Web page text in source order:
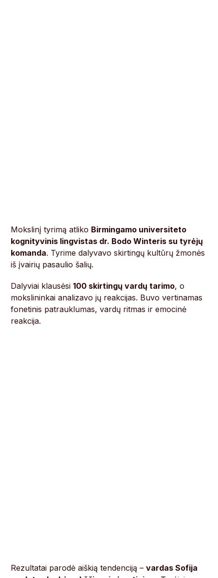
Mokslinį tyrimą atliko Birmingamo universiteto
kognityvinis lingvistas dr. Bodo Winteris su tyrėjų
komanda. Tyrime dalyvavo skirtingų kultūrų žmonės
iš įvairių pasaulio šalių.
Dalyviai klausėsi100 skirtingų vardų tarimo, o
mokslininkai analizavo jų reakcijas. Buvo vertinamas
fonetinis patrauklumas, vardų ritmas ir emocinė
reakcija.
Rezultatai parodė aiškią tendenciją –vardas Sofija